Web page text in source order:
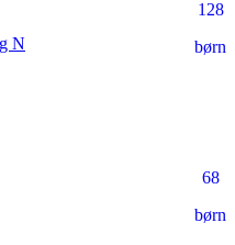
128
børn
N
68
børn